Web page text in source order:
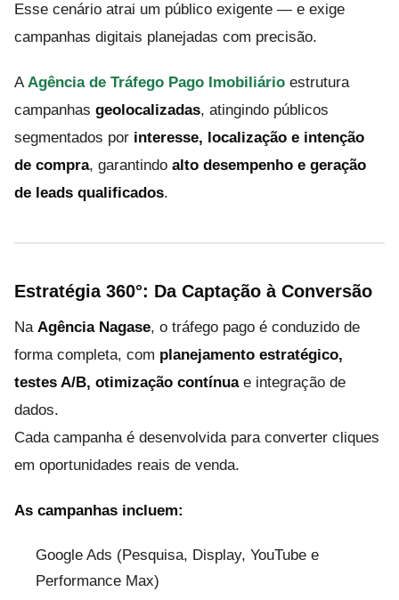
Esse cenário atrai um público exigente — e exige
campanhas digitais planejadas com precisão.
AAgência de Tráfego Pago Imobiliário estrutura
campanhas geolocalizadas, atingindo públicos
segmentados por interesse, localização e intenção
de compra, garantindo alto desempenho e geração
de leads qualificados.
Estratégia 360°: Da Captação à Conversão
Na Agência Nagase, o tráfego pago é conduzido de
forma completa, com planejamento estratégico,
testes A/B, otimização contínuae integração de
dados.
Cada campanha é desenvolvida para converter cliques
em oportunidades reais de venda.
As campanhas incluem:
Google Ads (Pesquisa, Display, YouTube e
Performance Max)